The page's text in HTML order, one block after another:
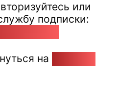
или
подписки:
на